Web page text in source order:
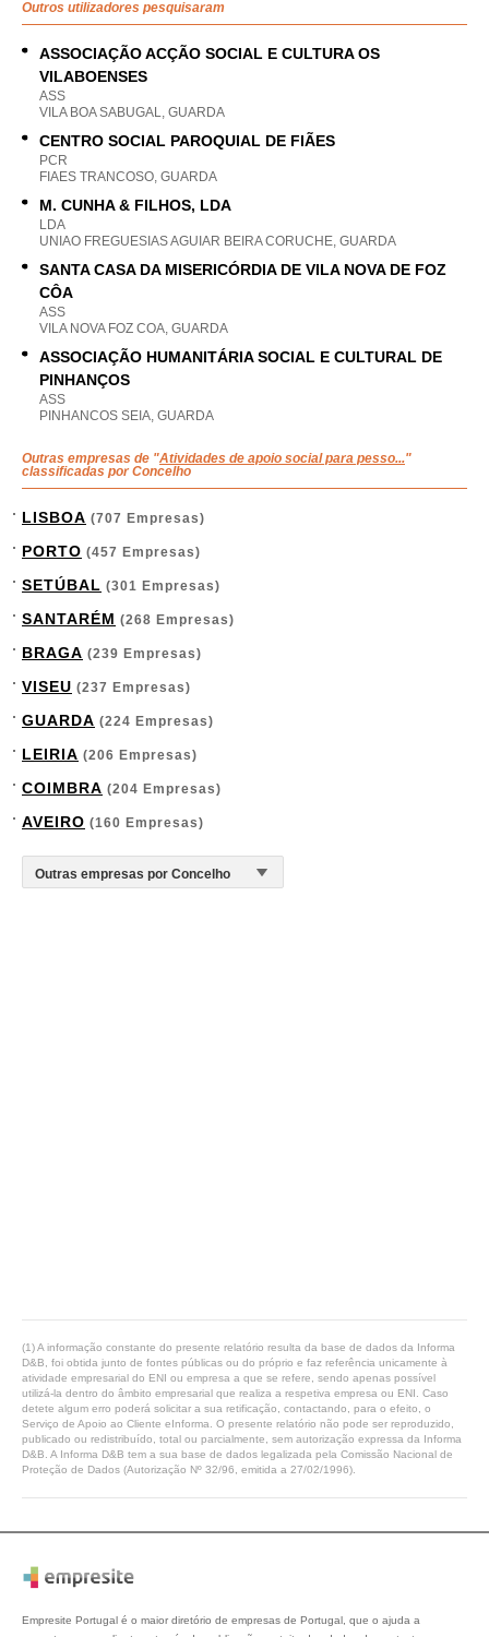
Outros utilizadores pesquisaram
ASSOCIAÇÃO ACÇÃO SOCIAL E CULTURA OS
VILABOENSES
ASS
VILA BOA SABUGAL, GUARDA
CENTRO SOCIAL PAROQUIAL DE FIÃES
PCR
FIAES TRANCOSO, GUARDA
M. CUNHA & FILHOS, LDA
LDA
UNIAO FREGUESIAS AGUIAR BEIRA CORUCHE, GUARDA
SANTA CASA DA MISERICÓRDIA DE VILA NOVA DE FOZ
CÔA
ASS
VILA NOVA FOZ COA, GUARDA
ASSOCIAÇÃO HUMANITÁRIA SOCIAL E CULTURAL DE
PINHANÇOS
ASS
PINHANCOS SEIA, GUARDA
Outras empresas de "Atividades de apoio social para pesso..."
classificadas por Concelho
LISBOA (707 Empresas)
PORTO (457 Empresas)
SETÚBAL (301 Empresas)
SANTARÉM (268 Empresas)
BRAGA (239 Empresas)
VISEU (237 Empresas)
GUARDA (224 Empresas)
LEIRIA (206 Empresas)
COIMBRA (204 Empresas)
AVEIRO (160 Empresas)
(1) A informação constante do presente relatório resulta da base de dados da Informa
D&B, foi obtida junto de fontes públicas ou do próprio e faz referência unicamente à
atividade empresarial do ENI ou empresa a que se refere, sendo apenas possível
utilizá-la dentro do âmbito empresarial que realiza a respetiva empresa ou ENI. Caso
detete algum erro poderá solicitar a sua retificação, contactando, para o efeito, o
Serviço de Apoio ao Cliente eInforma. O presente relatório não pode ser reproduzido,
publicado ou redistribuído, total ou parcialmente, sem autorização expressa da Informa
D&B. A Informa D&B tem a sua base de dados legalizada pela Comissão Nacional de
Proteção de Dados (Autorização Nº 32/96, emitida a 27/02/1996).
Empresite Portugal é o maior diretório de empresas de Portugal, que o ajuda a